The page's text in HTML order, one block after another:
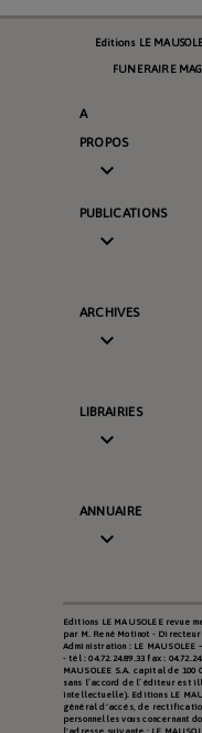
Editions LE
FUNERAIRE
A
PROPOS

PUBLICATIONS

ARCHIVES

LIBRAIRIES

ANNUAIRE

Editions LE MAUSOLEE revue
par M. René Motinot -
Administration : LE MAUSOLEE
- tél : 04.72.24.89.33 fax :
MAUSOLEE S.A. capital de
sans l’accord de l’éditeur est
intellectuelle). Editions LE
général d'accès, de
personnelles vous concernant